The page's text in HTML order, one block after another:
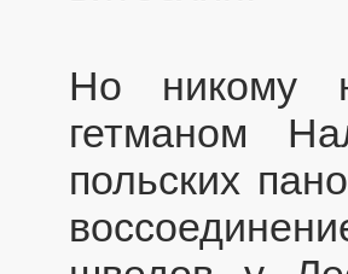
Но никому
гетманом
польских